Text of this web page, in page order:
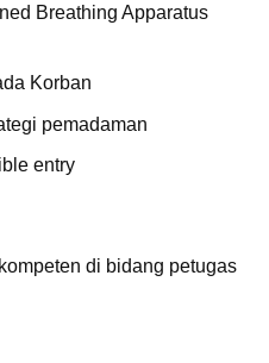
Breathing Apparatus
Korban
pemadaman
entry
di bidang petugas